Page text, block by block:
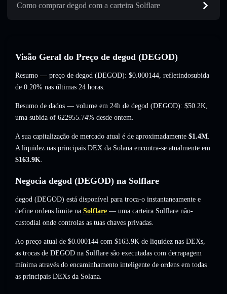
Como comprar degod com a carteira Solflare
Visão Geral do Preço de degod (DEGOD)
Resumo — preço de degod (DEGOD): $0.000144, refletindosubida
de 0.20% nas últimas 24 horas.
Resumo de dados — volume em 24h de degod (DEGOD): $50.2K,
uma subida of 622955.74% desde ontem.
A sua capitalização de mercado atual é de aproximadamente $1.4M.
A liquidez nas principais DEX da Solana encontra-se atualmente em
$163.9K.
Negocia degod (DEGOD) na Solflare
degod (DEGOD) está disponível para troca-o instantaneamente e
define ordens limite na Solflare — uma carteira Solflare não-
custodial onde controlas as tuas chaves privadas.
Ao preço atual de $0.000144 com $163.9K de liquidez nas DEXs,
as trocas de DEGOD na Solflare são executadas com derrapagem
mínima através do encaminhamento inteligente de ordens em todas
as principais DEXs da Solana.